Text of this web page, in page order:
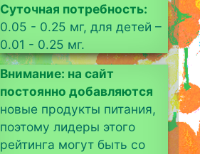
Суточная потребность:
0.05 - 0.25 мг, для детей –
0.01 - 0.25 мг.
Внимание: на сайт
постоянно добавляются
новые продукты питания,
поэтому лидеры этого
рейтинга могут быть со